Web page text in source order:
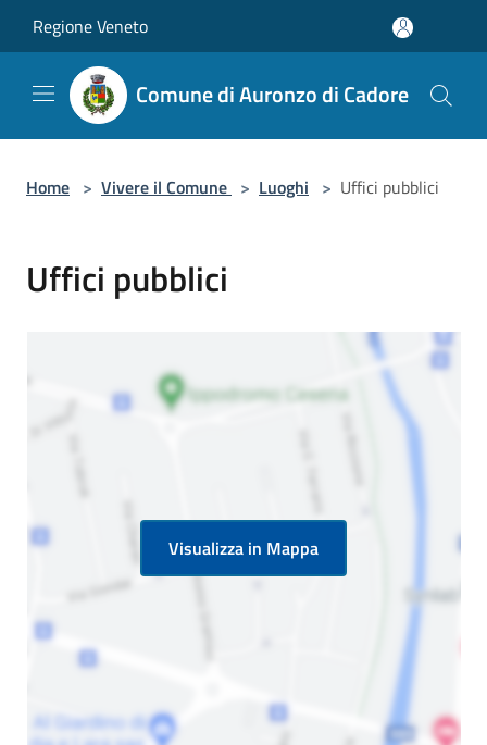
Regione Veneto
Comune di Auronzo di Cadore
Home > Vivere il Comune > Luoghi > Uffici pubblici
Uffici pubblici
Visualizza in Mappa